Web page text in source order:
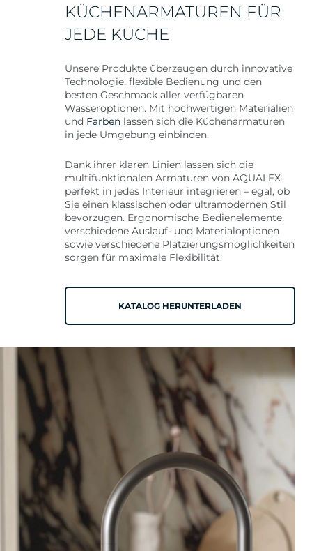
KÜCHENARMATUREN FÜR
JEDE KÜCHE
Unsere Produkte überzeugen durch innovative
Technologie, flexible Bedienung und den
besten Geschmack aller verfügbaren
Wasseroptionen. Mit hochwertigen Materialien
und Farben lassen sich die Küchenarmaturen
in jede Umgebung einbinden.
Dank ihrer klaren Linien lassen sich die
multifunktionalen Armaturen von AQUALEX
perfekt in jedes Interieur integrieren – egal, ob
Sie einen klassischen oder ultramodernen Stil
bevorzugen. Ergonomische Bedienelemente,
verschiedene Auslauf- und Materialoptionen
sowie verschiedene Platzierungsmöglichkeiten
sorgen für maximale Flexibilität.
KATALOG HERUNTERLADEN